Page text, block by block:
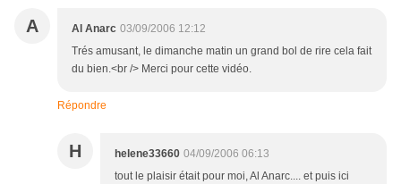
A Al Anarc 03/09/2006 12:12
Trés amusant, le dimanche matin un grand bol de rire cela fait
du bien.<br /> Merci pour cette vidéo.
Répondre
H helene33660 04/09/2006 06:13
tout le plaisir était pour moi, Al Anarc.... et puis ici